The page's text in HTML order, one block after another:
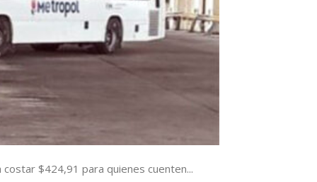
$424,91 para quienes cuenten...